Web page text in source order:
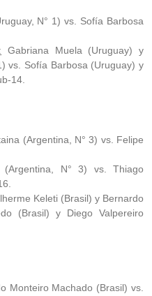
N° 1) vs. Sofía Barbosa
Gabriana Muela (Uruguay) y
vs. Sofía Barbosa (Uruguay) y
14.
(Argentina, N° 3) vs. Felipe
(Argentina, N° 3) vs. Thiago
Keleti (Brasil) y Bernardo
(Brasil) y Diego Valpereiro
Monteiro Machado (Brasil) vs.